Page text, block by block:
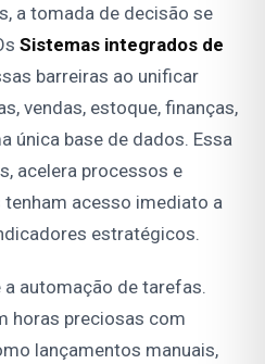
a tomada de decisão se
Sistemas integrados de
barreiras ao unificar
vendas, estoque, finanças,
única base de dados. Essa
acelera processos e
acesso imediato a
estratégicos.
automação de tarefas.
horas preciosas com
lançamentos manuais,